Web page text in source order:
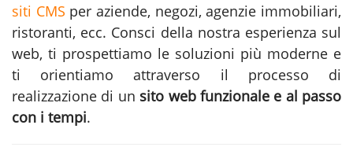
siti CMS per aziende, negozi, agenzie immobiliari,
ristoranti, ecc. Consci della nostra esperienza sul
web, ti prospettiamo le soluzioni più moderne e
ti orientiamo attraverso il processo di
realizzazione di un sito web funzionale e al passo
con i tempi.